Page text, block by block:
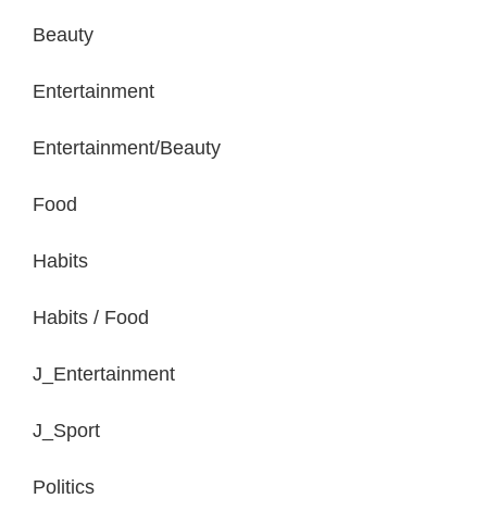
Beauty
Entertainment
Entertainment/Beauty
Food
Habits
Habits / Food
J_Entertainment
J_Sport
Politics